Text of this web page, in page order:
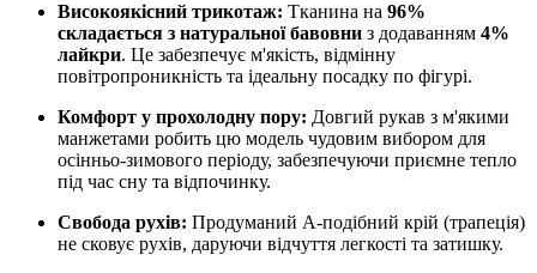
Високоякісний трикотаж: Тканина на 96%
складається з натуральної бавовни з додаванням 4%
лайкри. Це забезпечує м'якість, відмінну
повітропроникність та ідеальну посадку по фігурі.
Комфорт у прохолодну пору: Довгий рукав з м'якими
манжетами робить цю модель чудовим вибором для
осінньо-зимового періоду, забезпечуючи приємне тепло
під час сну та відпочинку.
Свобода рухів: Продуманий А-подібний крій (трапеція)
не сковує рухів, даруючи відчуття легкості та затишку.